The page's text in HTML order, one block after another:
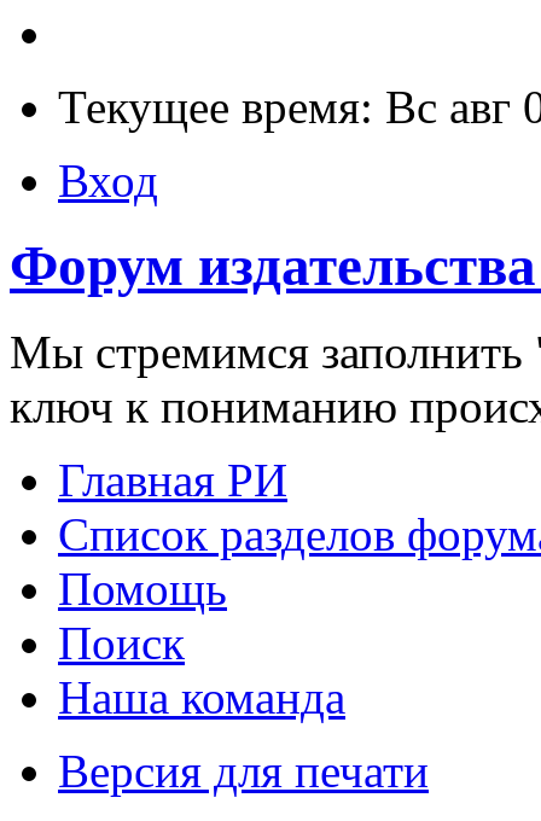
Текущее время: Вс авг
Вход
Форум
Мы стремимся заполнить
ключ к пониманию
Главная РИ
Список разделов
Помощь
Поиск
Наша команда
Версия для печати